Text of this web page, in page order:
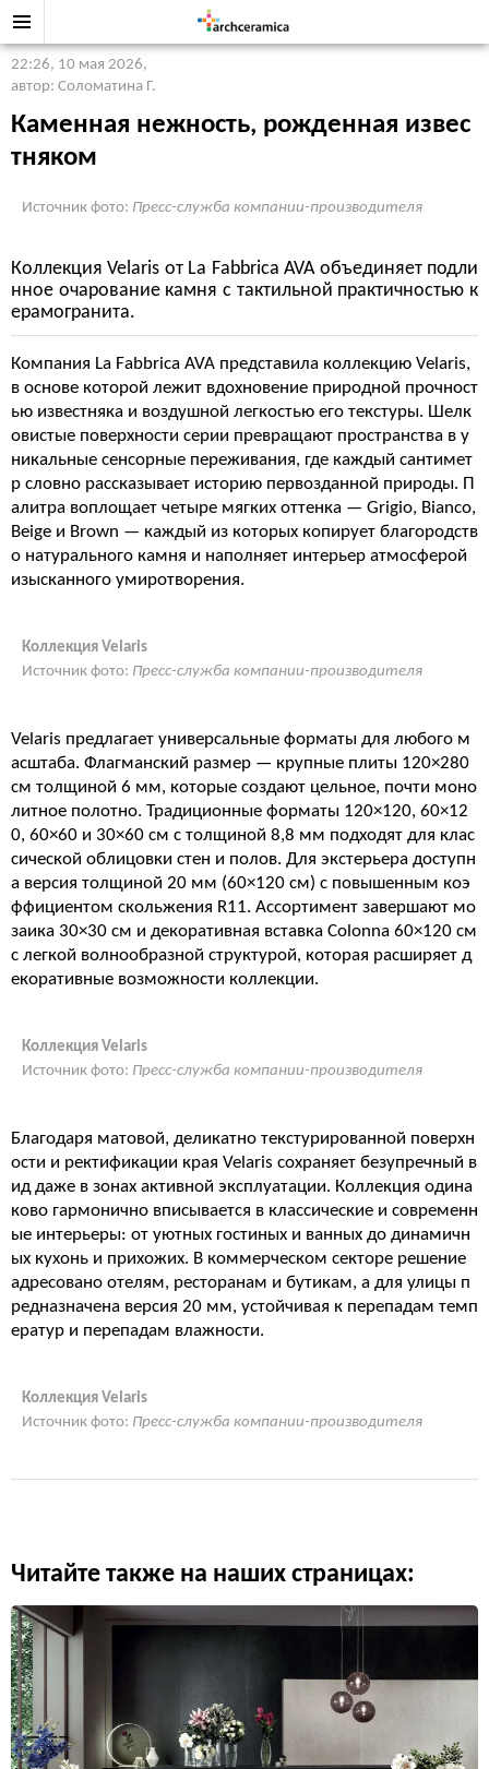
22:26, 10 мая 2026,
автор: Соломатина Г.
Каменная нежность, рожденная извес
тняком
Источник фото: Пресс-служба компании-производителя
Коллекция Velaris от La Fabbrica AVA объединяет подли
нное очарование камня с тактильной практичностью к
ерамогранита.
Компания La Fabbrica AVA представила коллекцию Velaris,
в основе которой лежит вдохновение природной прочност
ью известняка и воздушной легкостью его текстуры. Шелк
овистые поверхности серии превращают пространства в у
никальные сенсорные переживания, где каждый сантимет
р словно рассказывает историю первозданной природы. П
алитра воплощает четыре мягких оттенка — Grigio, Bianco,
Beige и Brown — каждый из которых копирует благородств
о натурального камня и наполняет интерьер атмосферой
изысканного умиротворения.
Коллекция Velaris
Источник фото: Пресс-служба компании-производителя
Velaris предлагает универсальные форматы для любого м
асштаба. Флагманский размер — крупные плиты 120×280
см толщиной 6 мм, которые создают цельное, почти моно
литное полотно. Традиционные форматы 120×120, 60×12
0, 60×60 и 30×60 см с толщиной 8,8 мм подходят для клас
сической облицовки стен и полов. Для экстерьера доступн
а версия толщиной 20 мм (60×120 см) с повышенным коэ
ффициентом скольжения R11. Ассортимент завершают мо
заика 30×30 см и декоративная вставка Colonna 60×120 см
с легкой волнообразной структурой, которая расширяет д
екоративные возможности коллекции.
Коллекция Velaris
Источник фото: Пресс-служба компании-производителя
Благодаря матовой, деликатно текстурированной поверхн
ости и ректификации края Velaris сохраняет безупречный в
ид даже в зонах активной эксплуатации. Коллекция одина
ково гармонично вписывается в классические и современн
ые интерьеры: от уютных гостиных и ванных до динамичн
ых кухонь и прихожих. В коммерческом секторе решение
адресовано отелям, ресторанам и бутикам, а для улицы п
редназначена версия 20 мм, устойчивая к перепадам темп
ератур и перепадам влажности.
Коллекция Velaris
Источник фото: Пресс-служба компании-производителя
Читайте также на наших страницах: